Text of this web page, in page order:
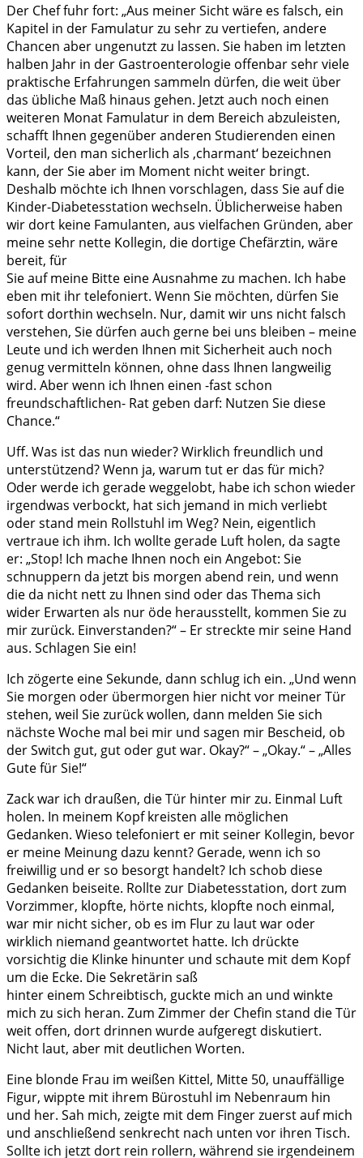
Der Chef fuhr fort: „Aus meiner Sicht wäre es falsch, ein
Kapitel in der Famulatur zu sehr zu vertiefen, andere
Chancen aber ungenutzt zu lassen. Sie haben im letzten
halben Jahr in der Gastroenterologie offenbar sehr viele
praktische Erfahrungen sammeln dürfen, die weit über
das übliche Maß hinaus gehen. Jetzt auch noch einen
weiteren Monat Famulatur in dem Bereich abzuleisten,
schafft Ihnen gegenüber anderen Studierenden einen
Vorteil, den man sicherlich als ‚charmant‘ bezeichnen
kann, der Sie aber im Moment nicht weiter bringt.
Deshalb möchte ich Ihnen vorschlagen, dass Sie auf die
Kinder-Diabetesstation wechseln. Üblicherweise haben
wir dort keine Famulanten, aus vielfachen Gründen, aber
meine sehr nette Kollegin, die dortige Chefärztin, wäre
bereit, für
Sie auf meine Bitte eine Ausnahme zu machen. Ich habe
eben mit ihr telefoniert. Wenn Sie möchten, dürfen Sie
sofort dorthin wechseln. Nur, damit wir uns nicht falsch
verstehen, Sie dürfen auch gerne bei uns bleiben – meine
Leute und ich werden Ihnen mit Sicherheit auch noch
genug vermitteln können, ohne dass Ihnen langweilig
wird. Aber wenn ich Ihnen einen -fast schon
freundschaftlichen- Rat geben darf: Nutzen Sie diese
Chance.“
Uff. Was ist das nun wieder? Wirklich freundlich und
unterstützend? Wenn ja, warum tut er das für mich?
Oder werde ich gerade weggelobt, habe ich schon wieder
irgendwas verbockt, hat sich jemand in mich verliebt
oder stand mein Rollstuhl im Weg? Nein, eigentlich
vertraue ich ihm. Ich wollte gerade Luft holen, da sagte
er: „Stop! Ich mache Ihnen noch ein Angebot: Sie
schnuppern da jetzt bis morgen abend rein, und wenn
die da nicht nett zu Ihnen sind oder das Thema sich
wider Erwarten als nur öde herausstellt, kommen Sie zu
mir zurück. Einverstanden?“ – Er streckte mir seine Hand
aus. Schlagen Sie ein!
Ich zögerte eine Sekunde, dann schlug ich ein. „Und wenn
Sie morgen oder übermorgen hier nicht vor meiner Tür
stehen, weil Sie zurück wollen, dann melden Sie sich
nächste Woche mal bei mir und sagen mir Bescheid, ob
der Switch gut, gut oder gut war. Okay?“ – „Okay.“ – „Alles
Gute für Sie!“
Zack war ich draußen, die Tür hinter mir zu. Einmal Luft
holen. In meinem Kopf kreisten alle möglichen
Gedanken. Wieso telefoniert er mit seiner Kollegin, bevor
er meine Meinung dazu kennt? Gerade, wenn ich so
freiwillig und er so besorgt handelt? Ich schob diese
Gedanken beiseite. Rollte zur Diabetesstation, dort zum
Vorzimmer, klopfte, hörte nichts, klopfte noch einmal,
war mir nicht sicher, ob es im Flur zu laut war oder
wirklich niemand geantwortet hatte. Ich drückte
vorsichtig die Klinke hinunter und schaute mit dem Kopf
um die Ecke. Die Sekretärin saß
hinter einem Schreibtisch, guckte mich an und winkte
mich zu sich heran. Zum Zimmer der Chefin stand die Tür
weit offen, dort drinnen wurde aufgeregt diskutiert.
Nicht laut, aber mit deutlichen Worten.
Eine blonde Frau im weißen Kittel, Mitte 50, unauffällige
Figur, wippte mit ihrem Bürostuhl im Nebenraum hin
und her. Sah mich, zeigte mit dem Finger zuerst auf mich
und anschließend senkrecht nach unten vor ihren Tisch.
Sollte ich jetzt dort rein rollern, während sie irgendeinem